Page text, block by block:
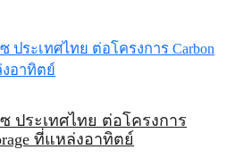
ประเทศไทย ต่อโครงการ
ที่แหล่งอาทิตย์